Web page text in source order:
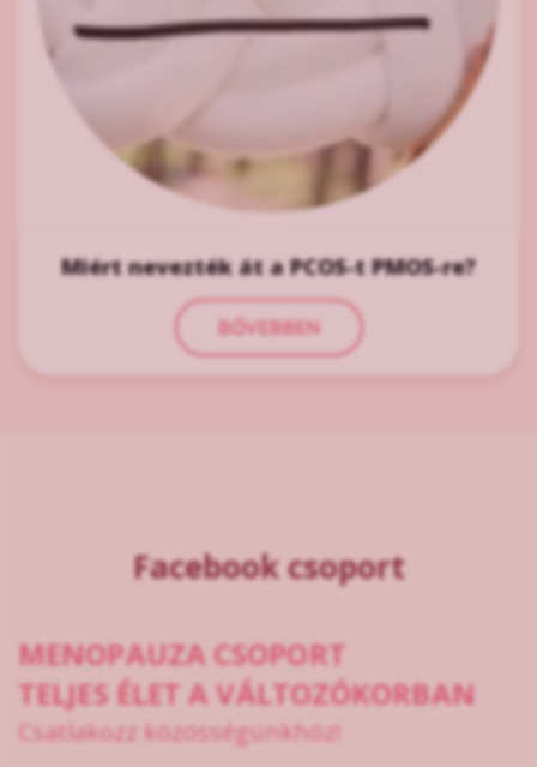
Miért nevezték át a PCOS-t PMOS-re?
BŐVEBBEN
Facebook csoport
MENOPAUZA CSOPORT
TELJES ÉLET A VÁLTOZÓKORBAN
Csatlakozz közösségünkhöz!